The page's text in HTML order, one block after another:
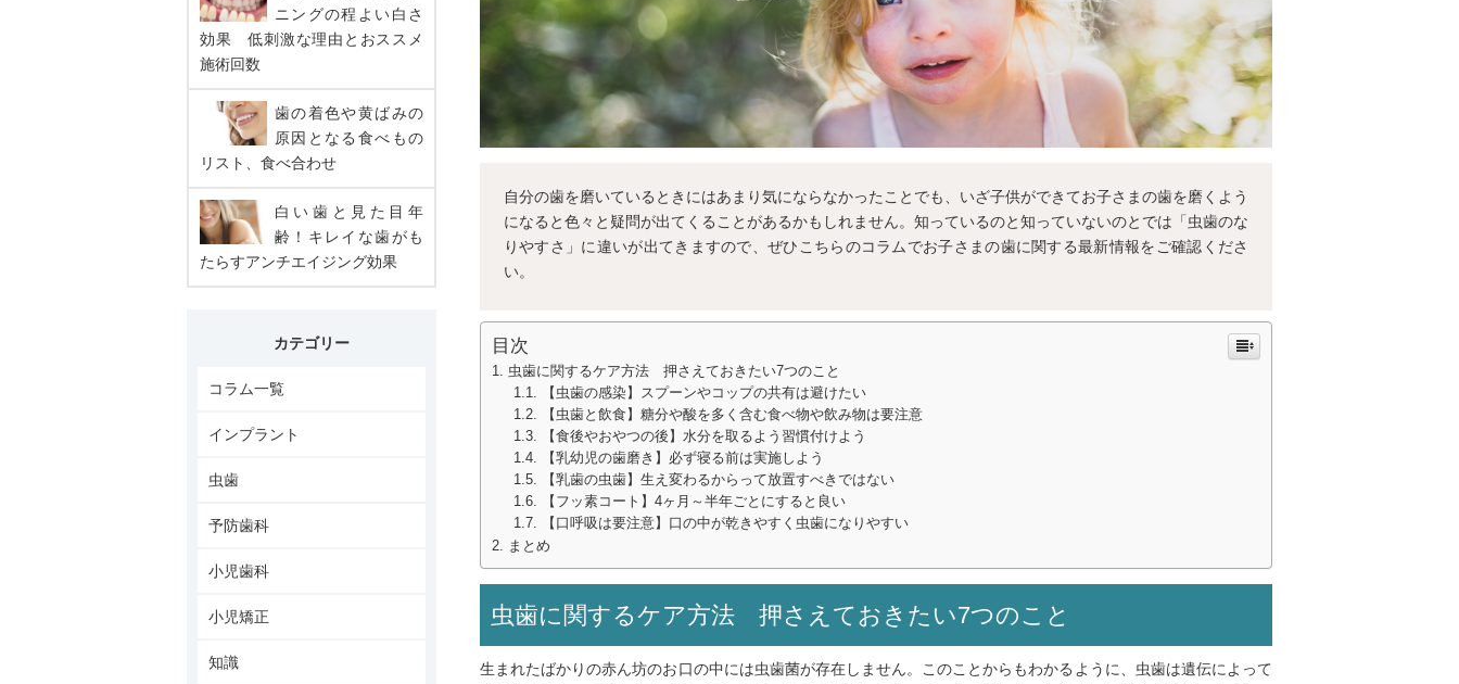
自分の歯を磨いているときにはあまり気にならなかったことでも、いざ子供ができてお子さまの歯を磨くよう
になると色々と疑問が出てくることがあるかもしれません。知っているのと知っていないのとでは「虫歯のな
りやすさ」に違いが出てきますので、ぜひこちらのコラムでお子さまの歯に関する最新情報をご確認くださ
い。
目次
虫歯に関するケア方法 押さえておきたい7つのこと
【虫歯の感染】スプーンやコップの共有は避けたい
【虫歯と飲食】糖分や酸を多く含む食べ物や飲み物は要注意
【食後やおやつの後】水分を取るよう習慣付けよう
【乳幼児の歯磨き】必ず寝る前は実施しよう
【乳歯の虫歯】生え変わるからって放置すべきではない
【フッ素コート】4ヶ月～半年ごとにすると良い
【口呼吸は要注意】口の中が乾きやすく虫歯になりやすい
まとめ
虫歯に関するケア方法 押さえておきたい7つのこと
生まれたばかりの赤ん坊のお口の中には虫歯菌が存在しません。このことからもわかるように、虫歯は遺伝によって
ニングの程よい白さ
効果 低刺激な理由とおススメ
施術回数
歯の着色や黄ばみの
原因となる食べもの
リスト、食べ合わせ
白い歯と見た目年
齢！キレイな歯がも
たらすアンチエイジング効果
カテゴリー
コラム一覧
インプラント
虫歯
予防歯科
小児歯科
小児矯正
知識